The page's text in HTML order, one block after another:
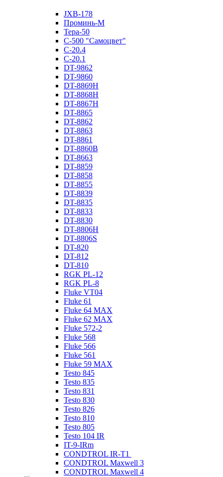
JXB-178
Проминь-М
Тера-50
С-500 "Самоцвет"
С-20.4
С-20.1
DT-9862
DT-9860
DT-8869H
DT-8868H
DT-8867H
DT-8865
DT-8862
DT-8863
DT-8861
DT-8860B
DT-8663
DT-8859
DT-8858
DT-8855
DT-8839
DT-8835
DT-8833
DT-8830
DT-8806H
DT-8806S
DT-820
DT-812
DT-810
RGK PL-12
RGK PL-8
Fluke VT04
Fluke 61
Fluke 64 MAX
Fluke 62 MAX
Fluke 572-2
Fluke 568
Fluke 566
Fluke 561
Fluke 59 MAX
Testo 845
Testo 835
Testo 831
Testo 830
Testo 826
Testo 810
Testo 805
Testo 104 IR
IT-9-IRm
CONDTROL IR-T1
CONDTROL Maxwell 3
CONDTROL Maxwell 4